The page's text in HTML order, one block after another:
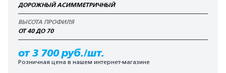
ДОРОЖНЫЙ АСИММЕТРИЧНЫЙ
ВЫСОТА ПРОФИЛЯ
ОТ 40 ДО 70
от 3 700 руб./шт.
Розничная цена в нашем интернет-магазине